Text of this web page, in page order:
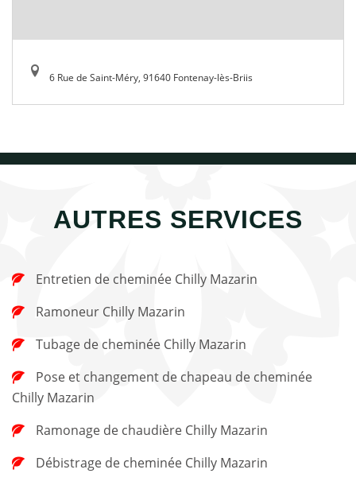
6 Rue de Saint-Méry, 91640 Fontenay-lès-Briis
AUTRES SERVICES
Entretien de cheminée Chilly Mazarin
Ramoneur Chilly Mazarin
Tubage de cheminée Chilly Mazarin
Chilly Mazarin
Ramonage de chaudière Chilly Mazarin
Débistrage de cheminée Chilly Mazarin